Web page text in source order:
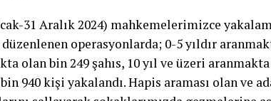
31 Aralık 2024) mahkemelerimizce
operasyonlarda; 0-5 yıldır
olan bin 249 şahıs, 10 yıl ve üzeri
940 kişi yakalandı. Hapis araması olan ve